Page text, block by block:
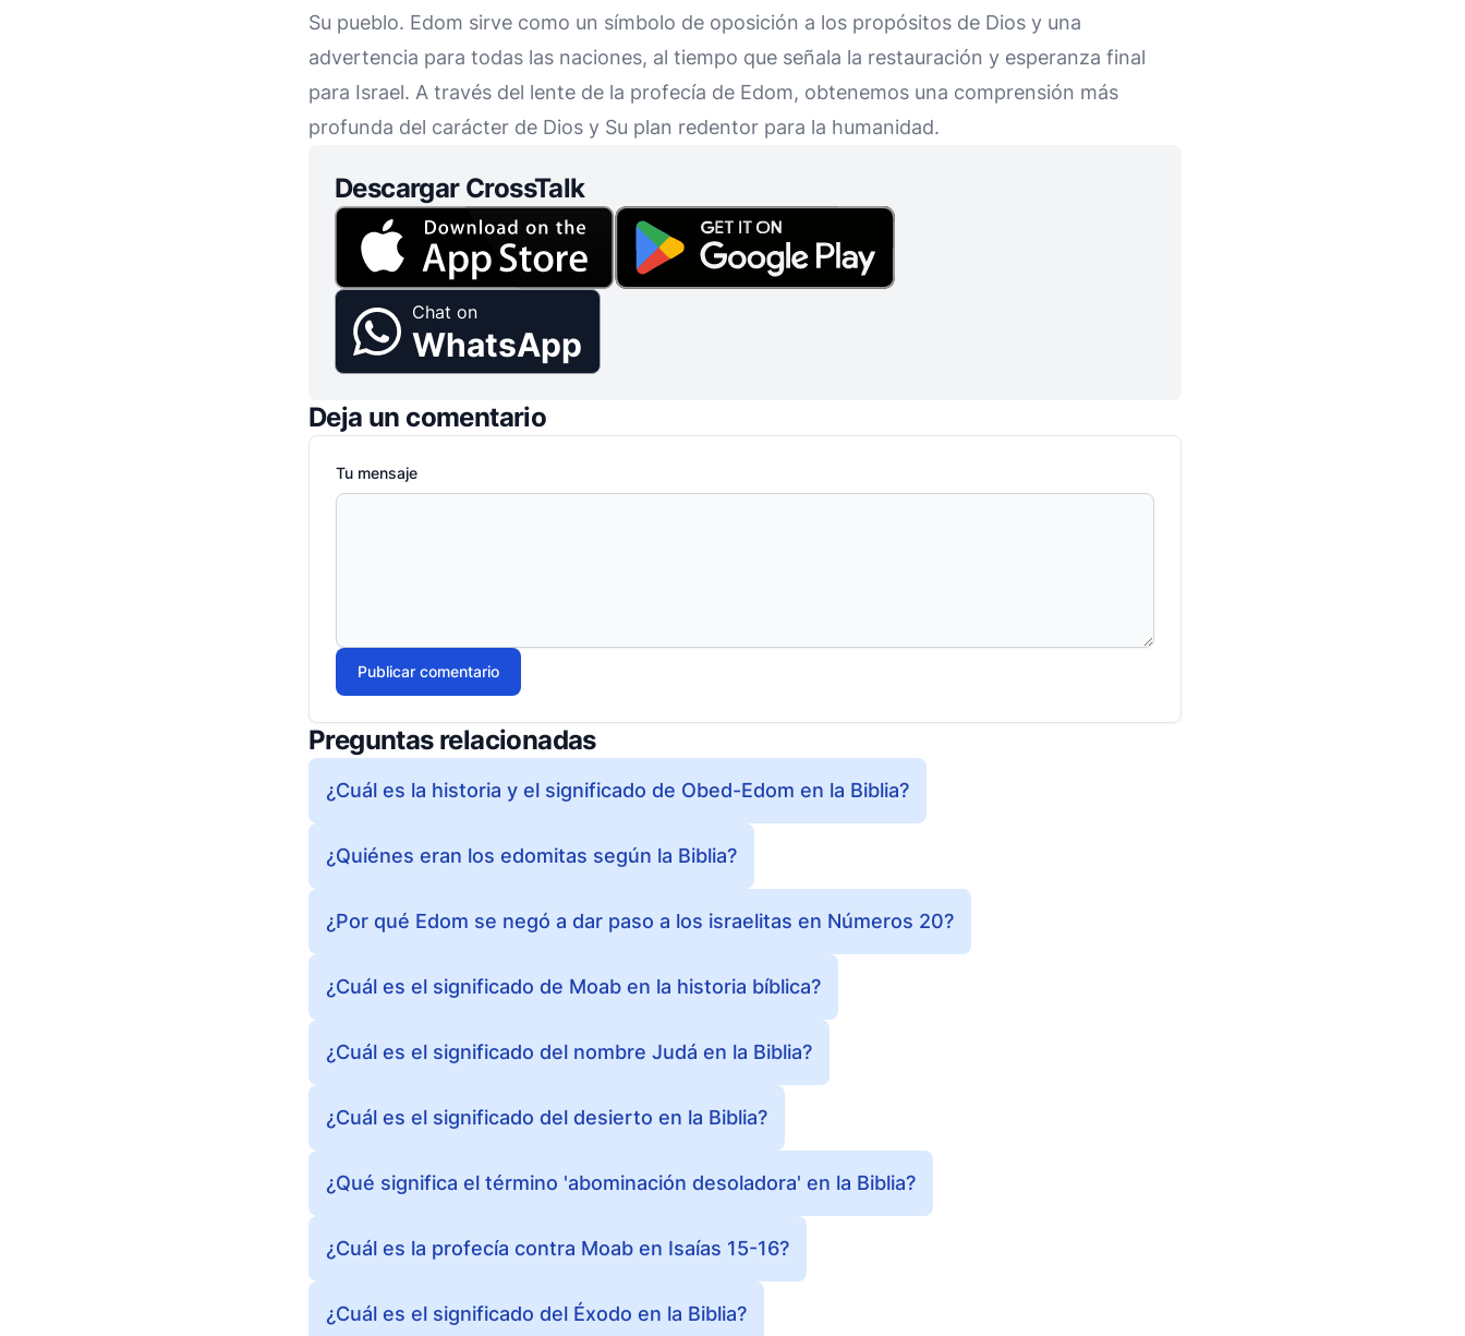
Su pueblo. Edom sirve como un símbolo de oposición a los propósitos de Dios y una
advertencia para todas las naciones, al tiempo que señala la restauración y esperanza final
para Israel. A través del lente de la profecía de Edom, obtenemos una comprensión más
profunda del carácter de Dios y Su plan redentor para la humanidad.
Descargar CrossTalk
Chat on
WhatsApp
Deja un comentario
Tu mensaje
Publicar comentario
Preguntas relacionadas
¿Cuál es la historia y el significado de Obed-Edom en la Biblia?
¿Quiénes eran los edomitas según la Biblia?
¿Por qué Edom se negó a dar paso a los israelitas en Números 20?
¿Cuál es el significado de Moab en la historia bíblica?
¿Cuál es el significado del nombre Judá en la Biblia?
¿Cuál es el significado del desierto en la Biblia?
¿Qué significa el término 'abominación desoladora' en la Biblia?
¿Cuál es la profecía contra Moab en Isaías 15-16?
¿Cuál es el significado del Éxodo en la Biblia?